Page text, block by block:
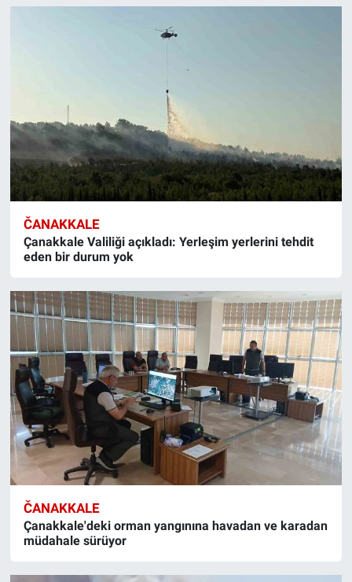
ČANAKKALE
Çanakkale Valiliği açıkladı: Yerleşim yerlerini tehdit
eden bir durum yok
ČANAKKALE
Çanakkale'deki orman yangınına havadan ve karadan
müdahale sürüyor